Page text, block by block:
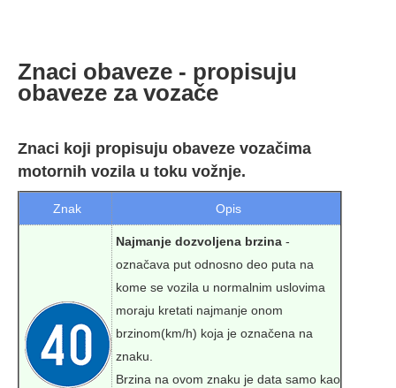
Znaci obaveze - propisuju
obaveze za vozače
Znaci koji propisuju obaveze vozačima
motornih vozila u toku vožnje.
Znak Opis
Najmanje dozvoljena brzina -
označava put odnosno deo puta na
kome se vozila u normalnim uslovima
moraju kretati najmanje onom
brzinom(km/h) koja je označena na
znaku.
Brzina na ovom znaku je data samo kao